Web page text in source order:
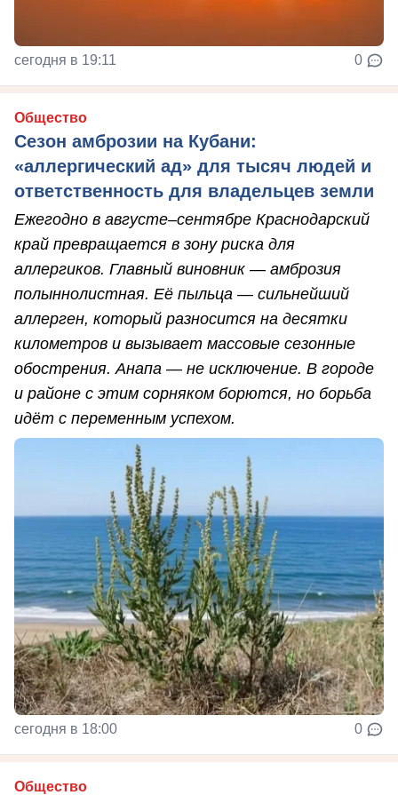
сегодня в 19:11 0
Общество
Сезон амброзии на Кубани:
«аллергический ад» для тысяч людей и
ответственность для владельцев земли
Ежегодно в августе–сентябре Краснодарский
край превращается в зону риска для
аллергиков. Главный виновник — амброзия
полыннолистная. Её пыльца — сильнейший
аллерген, который разносится на десятки
километров и вызывает массовые сезонные
обострения. Анапа — не исключение. В городе
и районе с этим сорняком борются, но борьба
идёт с переменным успехом.
сегодня в 18:00 0
Общество